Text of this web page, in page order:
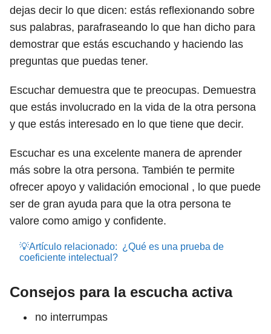
dejas decir lo que dicen: estás reflexionando sobre
sus palabras, parafraseando lo que han dicho para
demostrar que estás escuchando y haciendo las
preguntas que puedas tener.
Escuchar demuestra que te preocupas. Demuestra
que estás involucrado en la vida de la otra persona
y que estás interesado en lo que tiene que decir.
Escuchar es una excelente manera de aprender
más sobre la otra persona. También te permite
ofrecer apoyo y validación emocional , lo que puede
ser de gran ayuda para que la otra persona te
valore como amigo y confidente.
💡Artículo relacionado: ¿Qué es una prueba de
coeficiente intelectual?
Consejos para la escucha activa
no interrumpas